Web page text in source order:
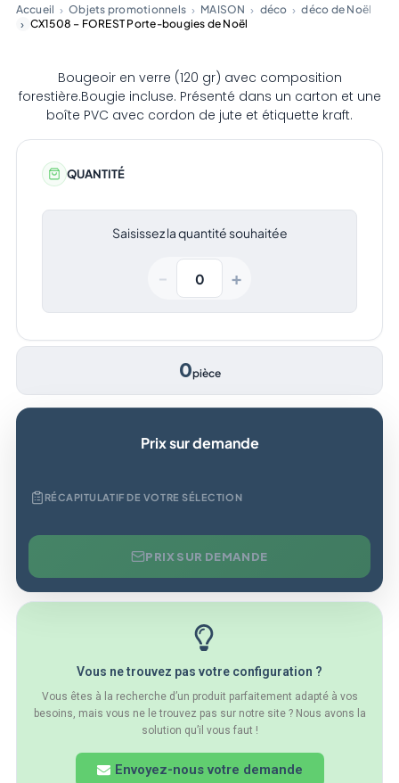
Accueil Objets promotionnels MAISON déco
déco de Noël
CX1508 – FOREST Porte-bougies de Noël
Bougeoir en verre (120 gr) avec composition
forestière.Bougie incluse. Présenté dans un carton et une
boîte PVC avec cordon de jute et étiquette kraft.
QUANTITÉ
Saisissez la quantité souhaitée
− +
0pièce
Prix sur demande
RÉCAPITULATIF DE VOTRE SÉLECTION
PRIX SUR DEMANDE
Vous ne trouvez pas votre configuration ?
Vous êtes à la recherche d’un produit parfaitement adapté à vos
besoins, mais vous ne le trouvez pas sur notre site ? Nous avons la
solution qu’il vous faut !
Envoyez-nous votre demande